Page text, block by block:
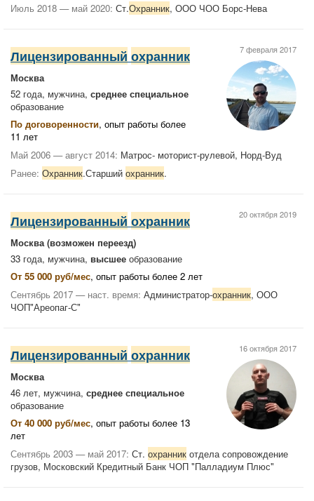
Июль 2018 — май 2020: Ст.Охранник, ООО ЧОО Борс-Нева
7 февраля 2017
Лицензированный охранник
Москва
52 года, мужчина, среднее специальное
образование
По договоренности, опыт работы более
11 лет
Май 2006 — август 2014: Матрос- моторист-рулевой, Норд-Вуд
Ранее: Охранник.Старший охранник.
20 октября 2019
Лицензированный охранник
Москва(возможен переезд)
33 года, мужчина, высшее образование
От 55 000 руб/мес, опыт работы более 2 лет
Сентябрь 2017 — наст. время: Администратор-охранник, ООО
ЧОП"Ареопаг-С"
16 октября 2017
Лицензированный охранник
Москва
46 лет, мужчина, среднее специальное
образование
От 40 000 руб/мес, опыт работы более 13
лет
Сентябрь 2003 — май 2017: Ст. охранник отдела сопровождение
грузов, Московский Кредитный Банк ЧОП "Палладиум Плюс"